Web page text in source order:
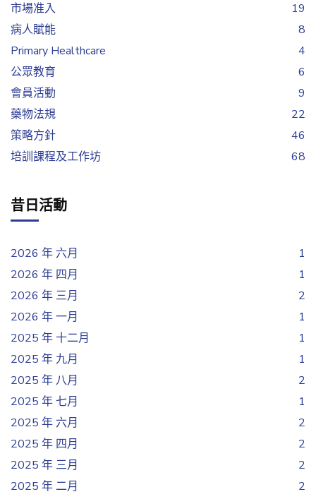
市場准入
19
病人賦能
8
Primary Healthcare
4
公眾教育
6
會員活動
9
藥物法規
22
策略方針
46
培訓課程及工作坊
68
昔日活動
2026 年 六月
1
2026 年 四月
1
2026 年 三月
2
2026 年 一月
1
2025 年 十二月
1
2025 年 九月
1
2025 年 八月
2
2025 年 七月
1
2025 年 六月
2
2025 年 四月
2
2025 年 三月
2
2025 年 二月
2